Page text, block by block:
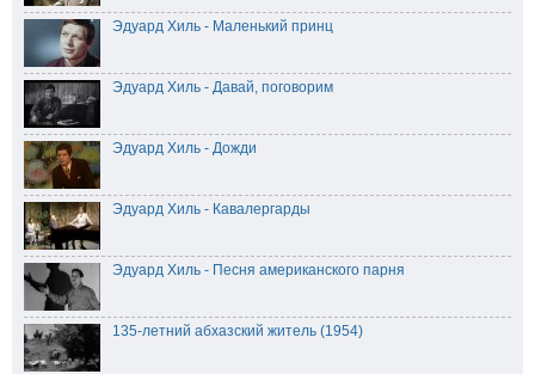
Эдуард Хиль - Маленький принц
Эдуард Хиль - Давай, поговорим
Эдуард Хиль - Дожди
Эдуард Хиль - Кавалергарды
Эдуард Хиль - Песня американского парня
135-летний абхазский житель (1954)